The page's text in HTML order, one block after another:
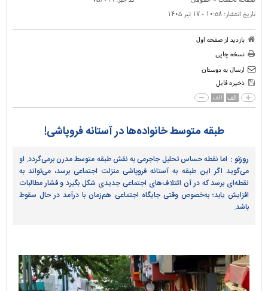
تاریخ انتشار: ۱۰:۵۸ - ۱۷ تير ۱۴۰۵
بازدید از صفحه اول
نسخه چاپی
ارسال به دوستان
ذخیره فایل
الف الف
طبقه متوسط خانواده‌ها در آستانه فروپاشی!
روزنو : اما نقطه حساس تحلیل جاجرمی به نقش طبقه متوسط مدرن برمی‌گردد. او
می‌گوید اگر این طبقه به آستانه فروپاشی منزلت اجتماعی برسد، می‌تواند به
نقطه‌ای برسد که در آن ائتلاف‌های اجتماعی جدیدی شکل بگیرد و فشار مطالبات
افزایش یابد؛ به‌خصوص وقتی جایگاه اجتماعی هم‌زمان با درآمد در حال سقوط
باشد.